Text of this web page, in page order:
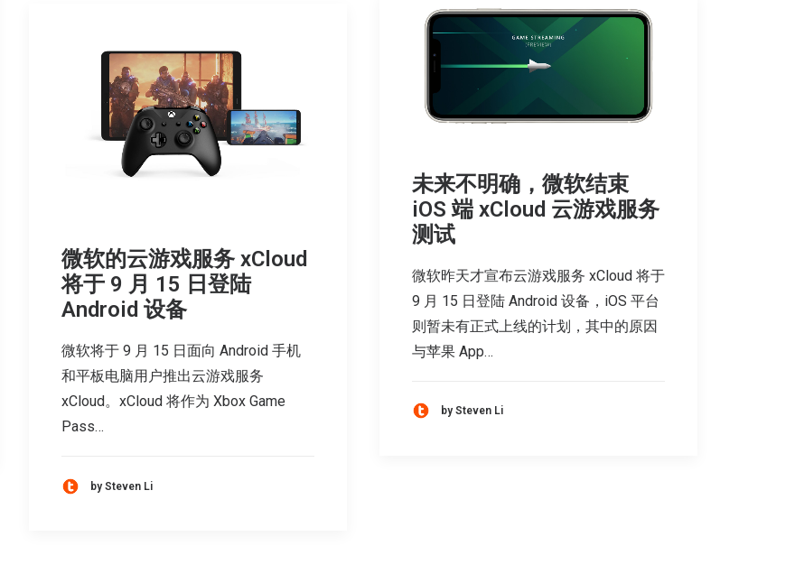
未来不明确，微软结束
iOS 端 xCloud 云游戏服务
测试
微软昨天才宣布云游戏服务 xCloud 将于
9 月 15 日登陆 Android 设备，iOS 平台
则暂未有正式上线的计划，其中的原因
与苹果 App…
by Steven Li
微软的云游戏服务 xCloud
将于 9 月 15 日登陆
Android 设备
微软将于 9 月 15 日面向 Android 手机
和平板电脑用户推出云游戏服务
xCloud。xCloud 将作为 Xbox Game
Pass…
by Steven Li